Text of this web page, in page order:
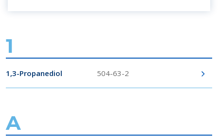
1
1,3-Propanediol 504-63-2
A